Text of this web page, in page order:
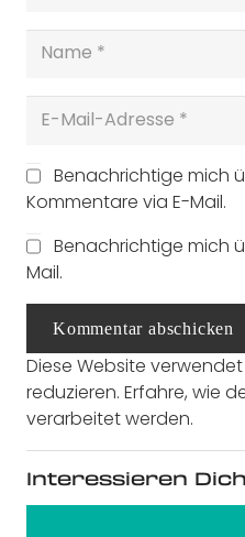
Benachrichtige mich
Kommentare via E-Mail.
Benachrichtige mich
Mail.
Kommentar abschicken
Diese Website
reduzieren. Erfahre, wie
verarbeitet werden.
Interessieren